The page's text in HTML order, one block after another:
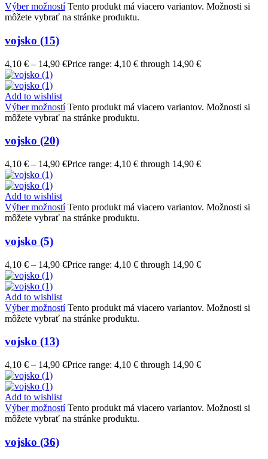
Výber možností Tento produkt má viacero variantov. Možnosti si
môžete vybrať na stránke produktu.
vojsko (15)
4,10 € – 14,90 €Price range: 4,10 € through 14,90 €
Add to wishlist
Výber možností Tento produkt má viacero variantov. Možnosti si
môžete vybrať na stránke produktu.
vojsko (20)
4,10 € – 14,90 €Price range: 4,10 € through 14,90 €
Add to wishlist
Výber možností Tento produkt má viacero variantov. Možnosti si
môžete vybrať na stránke produktu.
vojsko (5)
4,10 € – 14,90 €Price range: 4,10 € through 14,90 €
Add to wishlist
Výber možností Tento produkt má viacero variantov. Možnosti si
môžete vybrať na stránke produktu.
vojsko (13)
4,10 € – 14,90 €Price range: 4,10 € through 14,90 €
Add to wishlist
Výber možností Tento produkt má viacero variantov. Možnosti si
môžete vybrať na stránke produktu.
vojsko (36)